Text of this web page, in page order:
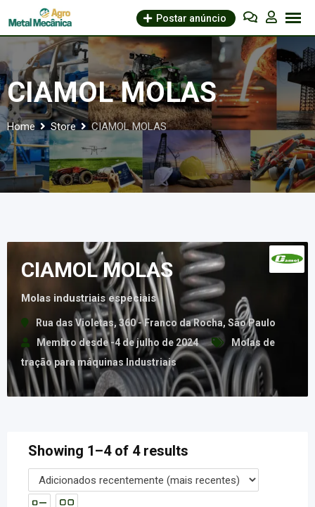
to
Postar anúncio
CIAMOL MOLAS
Home Store CIAMOL MOLAS
CIAMOL MOLAS
Molas industriais especiais
Rua das Violetas, 360 - Franco da Rocha, São Paulo
Membro desde -4 de julho de 2024
Molas de
tração para máquinas Industriais
Showing 1–4 of 4 results